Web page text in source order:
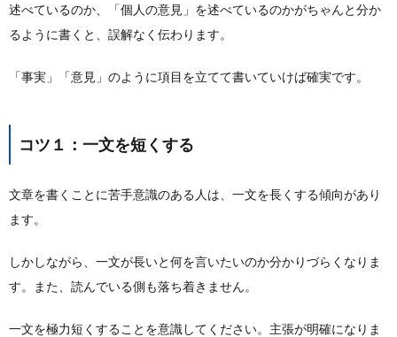
述べているのか、「個人の意見」を述べているのかがちゃんと分か
るように書くと、誤解なく伝わります。
「事実」「意見」のように項目を立てて書いていけば確実です。
コツ１：一文を短くする
文章を書くことに苦手意識のある人は、一文を長くする傾向があり
ます。
しかしながら、一文が長いと何を言いたいのか分かりづらくなりま
す。また、読んでいる側も落ち着きません。
一文を極力短くすることを意識してください。主張が明確になりま